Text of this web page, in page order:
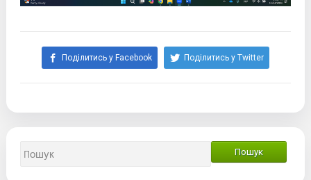
Поділитись у Facebook Поділитись у Twitter